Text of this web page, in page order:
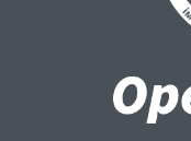
політико-
політичною
подальшого
традиція